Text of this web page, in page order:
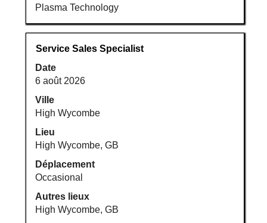
naviguer
Plasma Technology
Titre
Service Sales Specialist
Date
6 août 2026
Ville
High Wycombe
Lieu
High Wycombe, GB
Déplacement
Occasional
Autres lieux
High Wycombe, GB
Sélectionnez
avec
la
barre
d’espacement
pour
afficher
tout
contenu
des
informations
d’emploi.